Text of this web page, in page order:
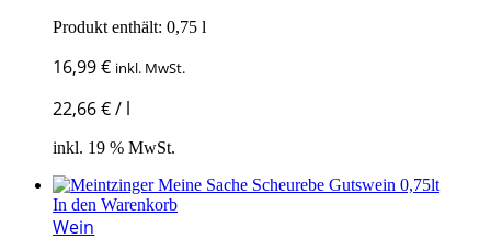
Produkt enthält: 0,75 l
16,99€ inkl. MwSt.
22,66€/ l
inkl. 19 % MwSt.
In den Warenkorb
Wein